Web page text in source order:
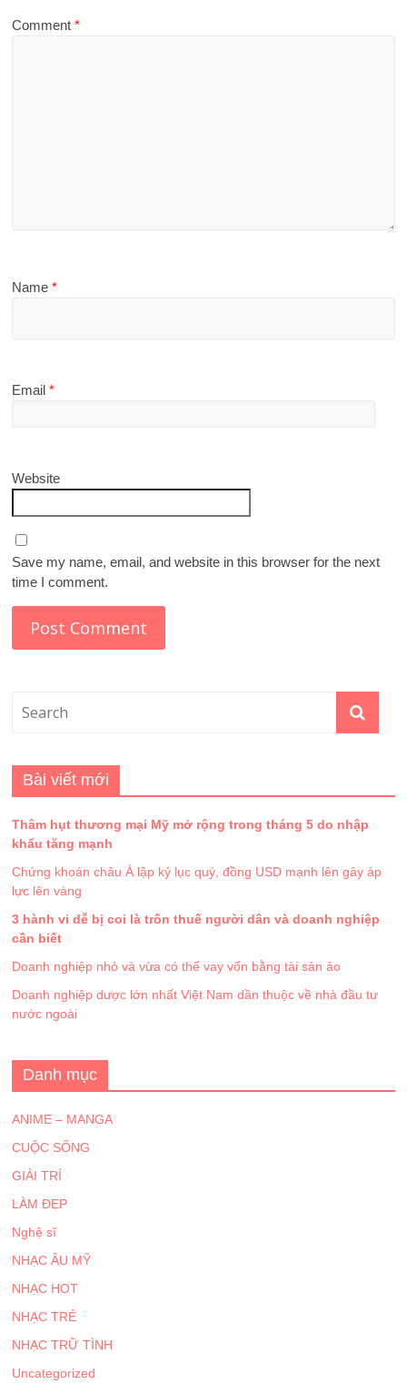
Comment*
Name*
Email*
Website
Save my name, email, and website in this browser for the next
time I comment.
Bài viết mới
Thâm hụt thương mại Mỹ mở rộng trong tháng 5 do nhập
khẩu tăng mạnh
Chứng khoán châu Á lập kỷ lục quý, đồng USD mạnh lên gây áp
lực lên vàng
3 hành vi dễ bị coi là trốn thuế người dân và doanh nghiệp
cần biết
Doanh nghiệp nhỏ và vừa có thể vay vốn bằng tài sản ảo
Doanh nghiệp dược lớn nhất Việt Nam dần thuộc về nhà đầu tư
nước ngoài
Danh mục
ANIME – MANGA
CUỘC SỐNG
GIẢI TRÍ
LÀM ĐẸP
Nghệ sĩ
NHẠC ÂU MỸ
NHẠC HOT
NHẠC TRẺ
NHẠC TRỮ TÌNH
Uncategorized